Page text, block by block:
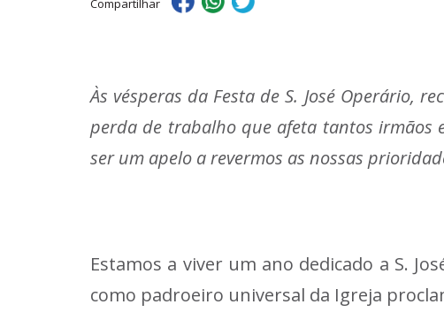
Compartilhar
Às vésperas da Festa de S. José Operário,
perda de trabalho que afeta tantos irmãos
ser um apelo a revermos as nossas
Estamos a viver um ano dedicado a S.
como padroeiro universal da Igreja